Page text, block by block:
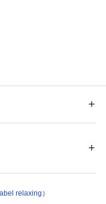
み部分に、タッセル
グをご覧ください
relaxing）